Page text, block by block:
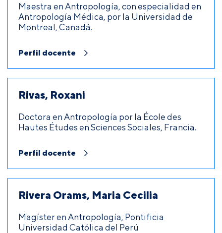
Maestra en Antropología, con especialidad en
Antropología Médica, por la Universidad de
Montreal, Canadá.
Perfil docente
Rivas, Roxani
Doctora en Antropología por la École des
Hautes Études en Sciences Sociales, Francia.
Perfil docente
Rivera Orams, Maria Cecilia
Magíster en Antropología, Pontificia
Universidad Católica del Perú